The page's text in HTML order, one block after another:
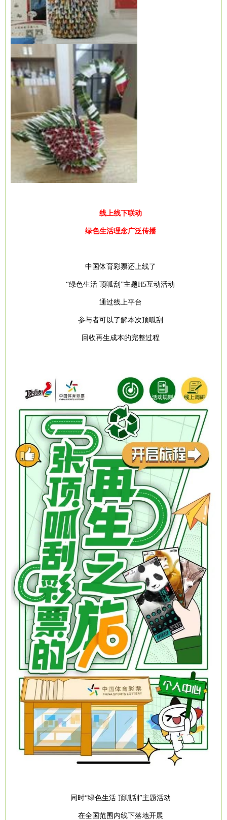
线上线下联动
绿色生活理念广泛传播
中国体育彩票还上线了
“绿色生活 顶呱刮”主题H5互动活动
通过线上平台
参与者可以了解本次顶呱刮
回收再生成本的完整过程
同时“绿色生活 顶呱刮”主题活动
在全国范围内线下落地开展